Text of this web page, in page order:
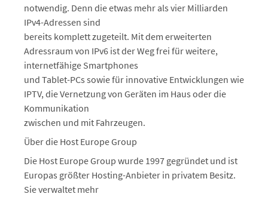
notwendig. Denn die etwas mehr als vier Milliarden
IPv4-Adressen sind
bereits komplett zugeteilt. Mit dem erweiterten
Adressraum von IPv6 ist der Weg frei für weitere,
internetfähige Smartphones
und Tablet-PCs sowie für innovative Entwicklungen wie
IPTV, die Vernetzung von Geräten im Haus oder die
Kommunikation
zwischen und mit Fahrzeugen.
Über die Host Europe Group
Die Host Europe Group wurde 1997 gegründet und ist
Europas größter Hosting-Anbieter in privatem Besitz.
Sie verwaltet mehr